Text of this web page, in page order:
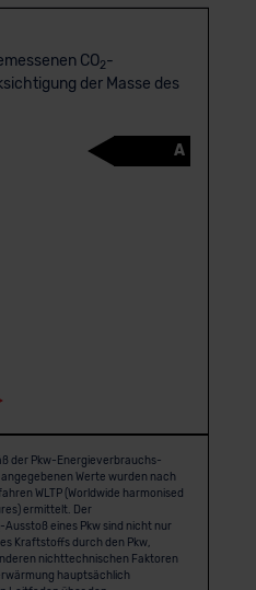
CO2-
der Masse des
A
der Pkw-Energie­verbrauchs­
Werte wurden nach
WLTP (Worldwide harmonised
ermittelt. Der
-Ausstoß eines Pkw sind nicht nur
Kraftstoffs durch den Pkw,
nichttechnischen Faktoren
hauptsächlich